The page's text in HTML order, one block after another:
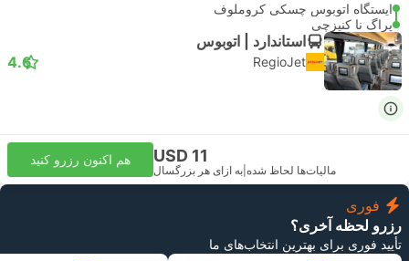
ایستگاه اتوبوس چسکی کروملوف
پراگ نا کنیزچی
استاندارد | اتوبوس
RegioJet
4.6
USD 11
مالیات‌ها لحاظ شده به ازای هر بزرگسال
هم اکنون رزرو کنید
فوری
رزرو لحظه آخری؟
تأیید فوری برای بهترین انتخاب‌های ما